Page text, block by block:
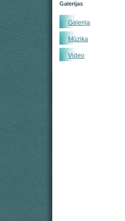
Galerijas
Galerija
Mūzika
Video